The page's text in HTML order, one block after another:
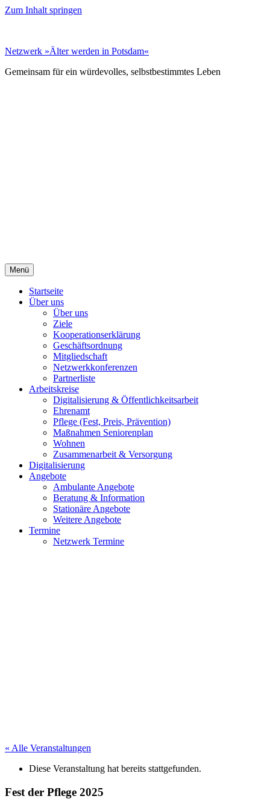
Zum Inhalt springen
Netz­werk »Älter wer­den in Pots­dam«
Gemeinsam für ein würdevolles, selbst­bestimmtes Leben
Menü
Startseite
Über uns
Über uns
Ziele
Kooperationserklärung
Geschäftsordnung
Mitgliedschaft
Netzwerkkonferenzen
Partnerliste
Arbeitskreise
Digitalisierung & Öffentlichkeitsarbeit
Ehrenamt
Pflege (Fest, Preis, Prävention)
Maßnahmen Seniorenplan
Wohnen
Zusammenarbeit & Versorgung
Digitalisierung
Angebote
Ambulante Angebote
Beratung & Information
Stationäre Angebote
Weitere Angebote
Termine
Netzwerk Termine
« Alle Veranstaltungen
Diese Veranstaltung hat bereits stattgefunden.
Fest der Pflege 2025